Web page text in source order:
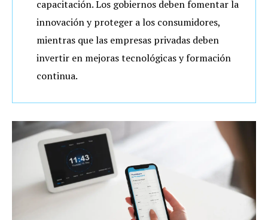
capacitación. Los gobiernos deben fomentar la
innovación y proteger a los consumidores,
mientras que las empresas privadas deben
invertir en mejoras tecnológicas y formación
continua.